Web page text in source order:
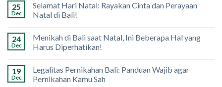
25
Dec
Selamat Hari Natal: Rayakan Cinta dan Perayaan
Natal di Bali!
24
Dec
Menikah di Bali saat Natal, Ini Beberapa Hal yang
Harus Diperhatikan!
19
Dec
Legalitas Pernikahan Bali: Panduan Wajib agar
Pernikahan Kamu Sah